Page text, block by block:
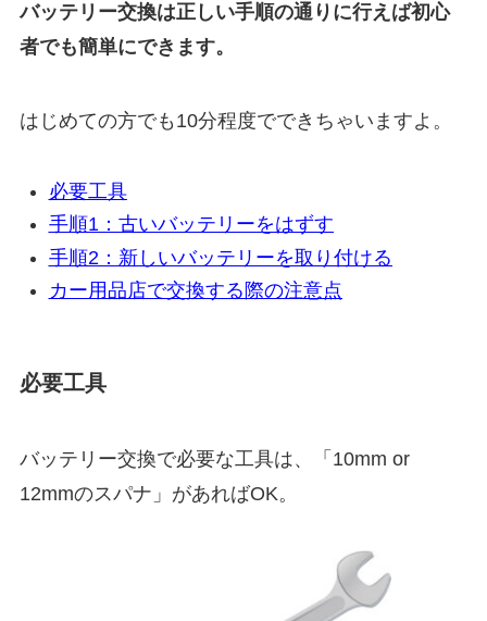
バッテリー交換は正しい手順の通りに行えば初心
者でも簡単にできます。
はじめての方でも10分程度でできちゃいますよ。
必要工具
手順1：古いバッテリーをはずす
手順2：新しいバッテリーを取り付ける
カー用品店で交換する際の注意点
必要工具
バッテリー交換で必要な工具は、「10mm or
12mmのスパナ」があればOK。